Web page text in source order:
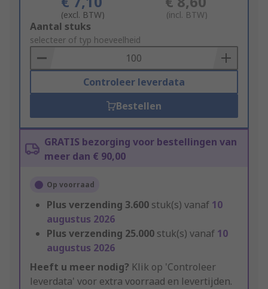
(excl. BTW) (incl. BTW)
Add
to
Basket
Aantal stuks
selecteer of typ hoeveelheid
Controleer leverdata
Bestellen
GRATIS bezorging voor bestellingen van
meer dan € 90,00
Op voorraad
Plus verzending 3.600 stuk(s) vanaf 10
augustus 2026
Plus verzending 25.000 stuk(s) vanaf 10
augustus 2026
Heeft u meer nodig? Klik op 'Controleer
leverdata' voor extra voorraad en levertijden.